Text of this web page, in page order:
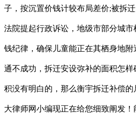
子，按沉置价钱计较布局差价;被拆
法院提起行政诉讼，地级市部分城
钱纪律，确保儿童能正在其栖身地
通不成功，拆迁安设弥补的面积怎
积没有明白的，那么衡宇拆迁补偿的
大律师网小编现正在给您细致阐发